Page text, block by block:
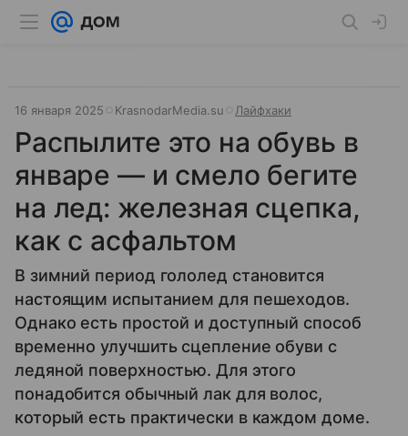
16 января 2025 KrasnodarMedia.su Лайфхаки
Распылите это на обувь в
январе — и смело бегите
на лед: железная сцепка,
как с асфальтом
В зимний период гололед становится
настоящим испытанием для пешеходов.
Однако есть простой и доступный способ
временно улучшить сцепление обуви с
ледяной поверхностью. Для этого
понадобится обычный лак для волос,
который есть практически в каждом доме.